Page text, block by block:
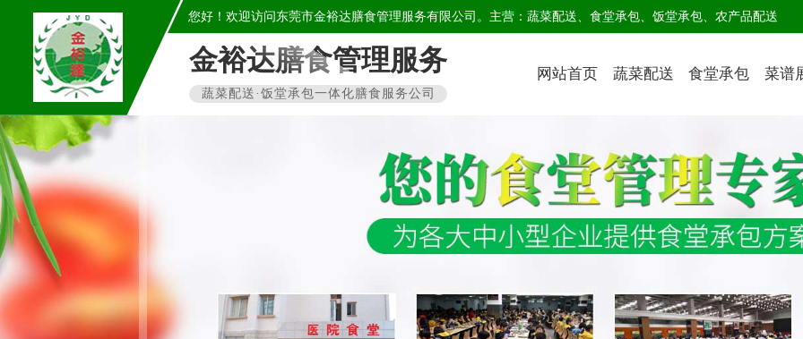
您好！欢迎访问东莞市金裕达膳食管理服务有限公司。主营： 蔬菜配送 食堂承包、 饭堂承包、 农产品配送
金裕达膳食管理服务
蔬菜配送·饭堂承包一体化膳食服务公司
网站首页 蔬菜配送 食堂承包 菜谱